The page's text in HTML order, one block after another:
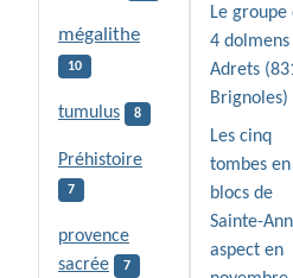
mégalithe
10
tumulus 8
Préhistoire
7
provence
sacrée
7
Le groupe
4 dolmens
Adrets
Brignoles)
Les cinq
tombes en
blocs de
Sainte-
aspect en